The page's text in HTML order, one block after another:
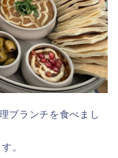
ブランチを食べまし
。